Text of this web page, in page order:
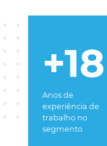
+18
Anos de
experiência de
trabalho no
segmento